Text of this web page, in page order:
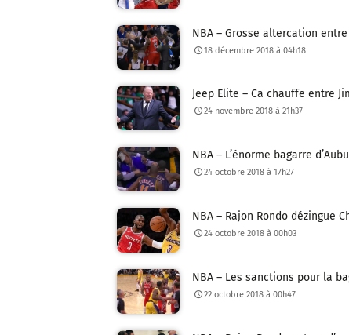
NBA – Grosse altercation
18 décembre 2018 à 04h18
Jeep Elite – Ca chauffe entre
24 novembre 2018 à 21h37
NBA – L’énorme bagarre
24 octobre 2018 à 17h27
NBA – Rajon Rondo dézingue
24 octobre 2018 à 00h03
NBA – Les sanctions pour la
22 octobre 2018 à 00h47